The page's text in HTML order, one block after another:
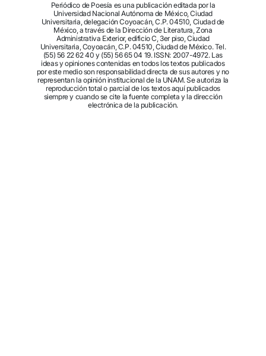
Periódico de Poesía es una publicación editada por la
Universidad Nacional Autónoma de México, Ciudad
Universitaria, delegación Coyoacán, C.P. 04510, Ciudad de
México, a través de la Dirección de Literatura, Zona
Administrativa Exterior, edificio C, 3er piso, Ciudad
Universitaria, Coyoacán, C.P. 04510, Ciudad de México. Tel.
(55) 56 22 62 40 y (55) 56 65 04 19. ISSN: 2007-4972. Las
ideas y opiniones contenidas en todos los textos publicados
por este medio son responsabilidad directa de sus autores y no
representan la opinión institucional de la UNAM. Se autoriza la
reproducción total o parcial de los textos aquí publicados
siempre y cuando se cite la fuente completa y la dirección
electrónica de la publicación.